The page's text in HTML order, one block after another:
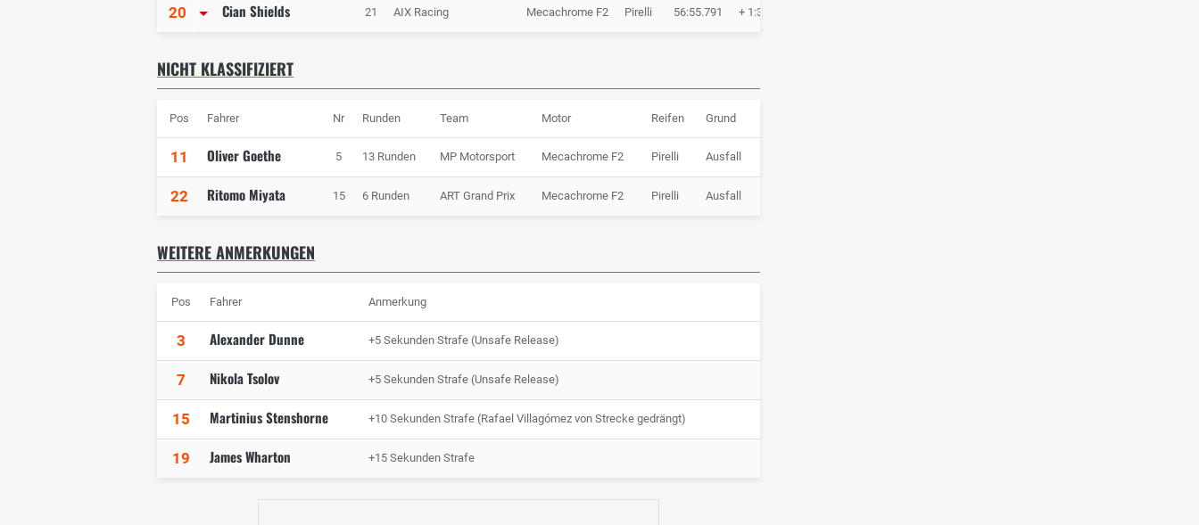
20 Cian Shields 21 AIX Racing Mecachrome F2 Pirelli 56:55.791 + 1:37.336
NICHT KLASSIFIZIERT
Pos Fahrer Nr Runden Team Motor Reifen Grund
11 Oliver Goethe 5 13 Runden MP Motorsport Mecachrome F2 Pirelli Ausfall
22 Ritomo Miyata 15 6 Runden ART Grand Prix Mecachrome F2 Pirelli Ausfall
WEITERE ANMERKUNGEN
Pos Fahrer Anmerkung
3 Alexander Dunne +5 Sekunden Strafe (Unsafe Release)
7 Nikola Tsolov +5 Sekunden Strafe (Unsafe Release)
15 Martinius Stenshorne +10 Sekunden Strafe (Rafael Villagómez von Strecke gedrängt)
19 James Wharton +15 Sekunden Strafe